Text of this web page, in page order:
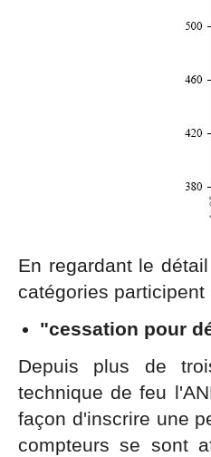
En regardant le
catégories
"cessation pour
Depuis plus de
technique de feu
façon d'inscrire une
compteurs se sont